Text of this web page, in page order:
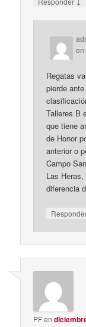
en
Regatas
pierde
Talleres B
que tiene
de Honor
anterior o
Campo
Las
diferencia
PFen